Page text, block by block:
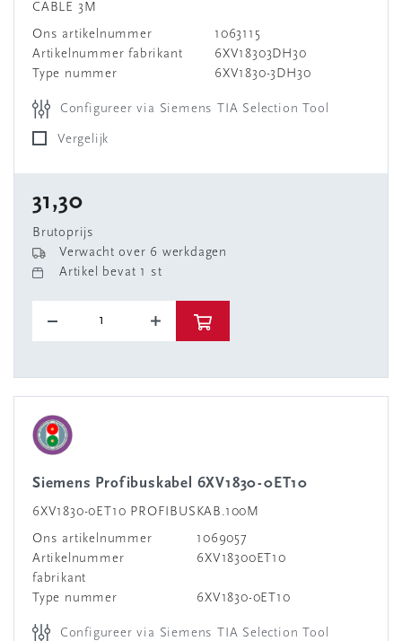
CABLE 3M
Ons artikelnummer
1063115
Artikelnummer fabrikant
6XV18303DH30
Type nummer
6XV1830-3DH30
Configureer via Siemens TIA Selection Tool
Vergelijk
31,30
Brutoprijs
Verwacht over 6 werkdagen
Artikel bevat 1 st
Siemens Profibuskabel 6XV1830-0ET10
6XV1830-0ET10 PROFIBUSKAB.100M
Ons artikelnummer
1069057
Artikelnummer
fabrikant
6XV18300ET10
Type nummer 6XV1830-0ET10
Configureer via Siemens TIA Selection Tool